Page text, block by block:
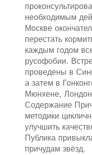
необходимым
Москве
перестать
каждым годом
русофобии.
проведены в
а затем в
Мюнхене,
Содержание
методики
улучшить
Публика
причудам звёзд.